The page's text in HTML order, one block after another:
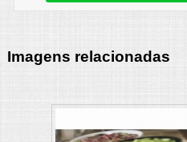
Imagens relacionadas